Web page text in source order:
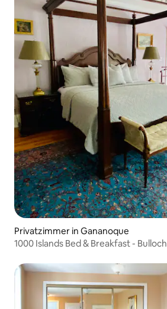
Privatzimmer in Gananoque
1000 Islands Bed & Breakfast -